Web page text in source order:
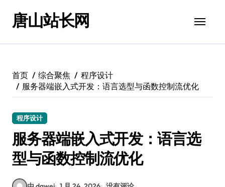
唐山站长网
首页 综合聚焦
程序设计
服务器端嵌入式开发：语言选型与函数控制流优化
程序设计
服务器端嵌入式开发：语言选
型与函数控制流优化